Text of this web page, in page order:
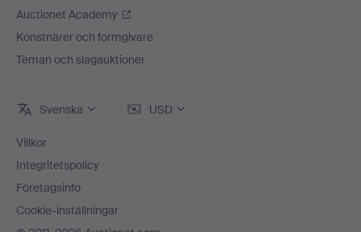
Auctionet Academy
Konstnärer och formgivare
Teman och slagauktioner
Svenska USD
Villkor
Integritetspolicy
Företagsinfo
Cookie-inställningar